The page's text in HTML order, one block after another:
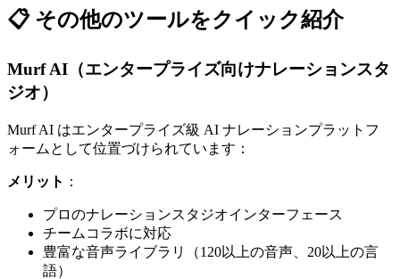
📋 その他のツールをクイック紹介
Murf AI（エンタープライズ向けナレーションスタ
ジオ）
Murf AI はエンタープライズ級 AI ナレーションプラットフ
ォームとして位置づけられています：
メリット ：
プロのナレーションスタジオインターフェース
チームコラボに対応
豊富な音声ライブラリ（120以上の音声、20以上の言
語）